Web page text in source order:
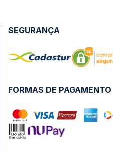
FORMAS DE PAGAMENTO
SEGURANÇA